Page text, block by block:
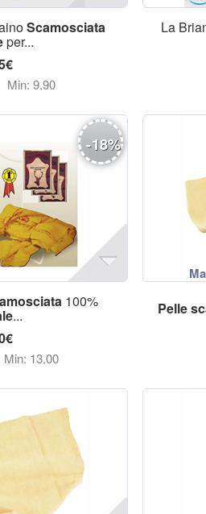
Scamosciata
per...
Min: 9,90
La
-18%
100%
...
Min: 13,00
Pelle